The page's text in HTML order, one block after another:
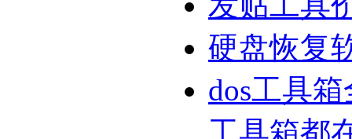
硬盘恢复
dos工具